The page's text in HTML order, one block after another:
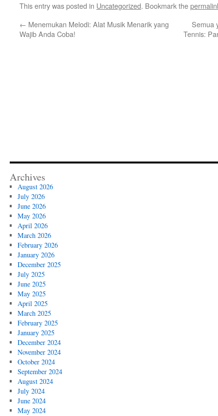
This entry was posted in Uncategorized. Bookmark the
← Menemukan Melodi: Alat Musik Menarik yang
Wajib Anda Coba!
Semua
Tennis:
Archives
August 2026
July 2026
June 2026
May 2026
April 2026
March 2026
February 2026
January 2026
December 2025
July 2025
June 2025
May 2025
April 2025
March 2025
February 2025
January 2025
December 2024
November 2024
October 2024
September 2024
August 2024
July 2024
June 2024
May 2024